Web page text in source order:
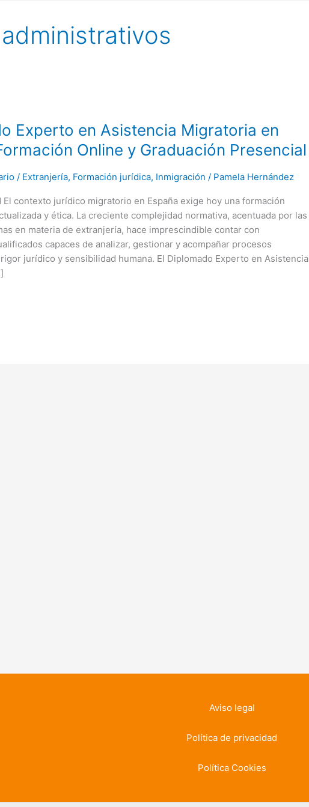
Experto en Asistencia Migratoria en
Online y Graduación Presencial
/ Extranjería, Formación jurídica, Inmigración / Pamela Hernández
El contexto jurídico migratorio en España exige hoy una formación
y ética. La creciente complejidad normativa, acentuada por las
en materia de extranjería, hace imprescindible contar con
capaces de analizar, gestionar y acompañar procesos
jurídico y sensibilidad humana. El Diplomado Experto en Asistencia
Aviso legal
Política de privacidad
Política Cookies